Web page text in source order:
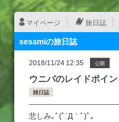
マイページ 旅日誌
sesamiの旅日誌
2018/11/24 12:35 公開
ウニバのレイドポイ
雑日誌
悲しみ｡ﾟ(ﾟ´Д｀ﾟ)ﾟ｡